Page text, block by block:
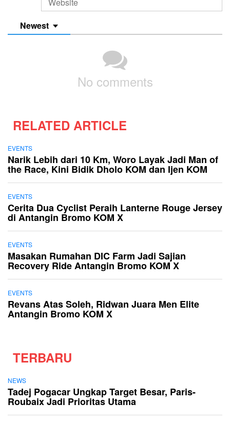
Newest
No comments
RELATED ARTICLE
EVENTS
Narik Lebih dari 10 Km, Woro Layak Jadi Man of
the Race, Kini Bidik Dholo KOM dan Ijen KOM
EVENTS
Cerita Dua Cyclist Peraih Lanterne Rouge Jersey
di Antangin Bromo KOM X
EVENTS
Masakan Rumahan DIC Farm Jadi Sajian
Recovery Ride Antangin Bromo KOM X
EVENTS
Revans Atas Soleh, Ridwan Juara Men Elite
Antangin Bromo KOM X
TERBARU
NEWS
Tadej Pogacar Ungkap Target Besar, Paris-
Roubaix Jadi Prioritas Utama